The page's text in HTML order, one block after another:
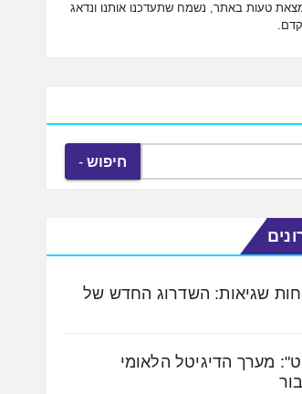
טעות באתר, נשמח שתעדכנו אותנו ונדאג
חיפוש
שגיאות: השדרוג החדש של
מערך הדיגיטל הלאומי